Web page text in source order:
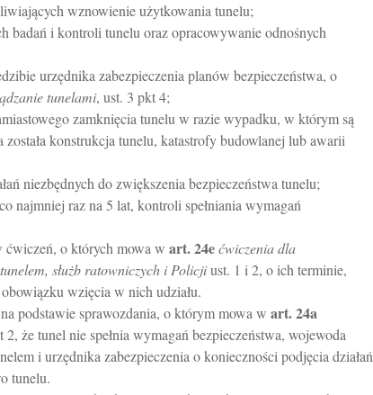
wznowienie użytkowania tunelu;
badań i kontroli tunelu oraz opracowywanie odnośnych
urzędnika zabezpieczenia planów bezpieczeństwa, o
tunelami, ust. 3 pkt 4;
zamknięcia tunelu w razie wypadku, w którym są
konstrukcja tunelu, katastrofy budowlanej lub awarii
niezbędnych do zwiększenia bezpieczeństwa tunelu;
najmniej raz na 5 lat, kontroli spełniania wymagań
ćwiczeń, o których mowa w art.24ećwiczenia dla
służb ratowniczych i Policjiust. 1 i 2, o ich terminie,
wzięcia w nich udziału.
podstawie sprawozdania, o którym mowa w art.24a
że tunel nie spełnia wymagań bezpieczeństwa, wojewoda
i urzędnika zabezpieczenia o konieczności podjęcia działań
tunelu.